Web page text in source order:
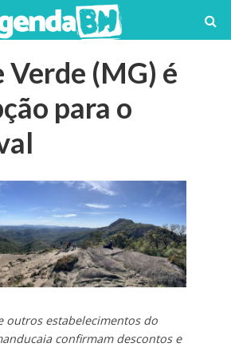
(MG) é
para o
outros estabelecimentos do
confirmam descontos e